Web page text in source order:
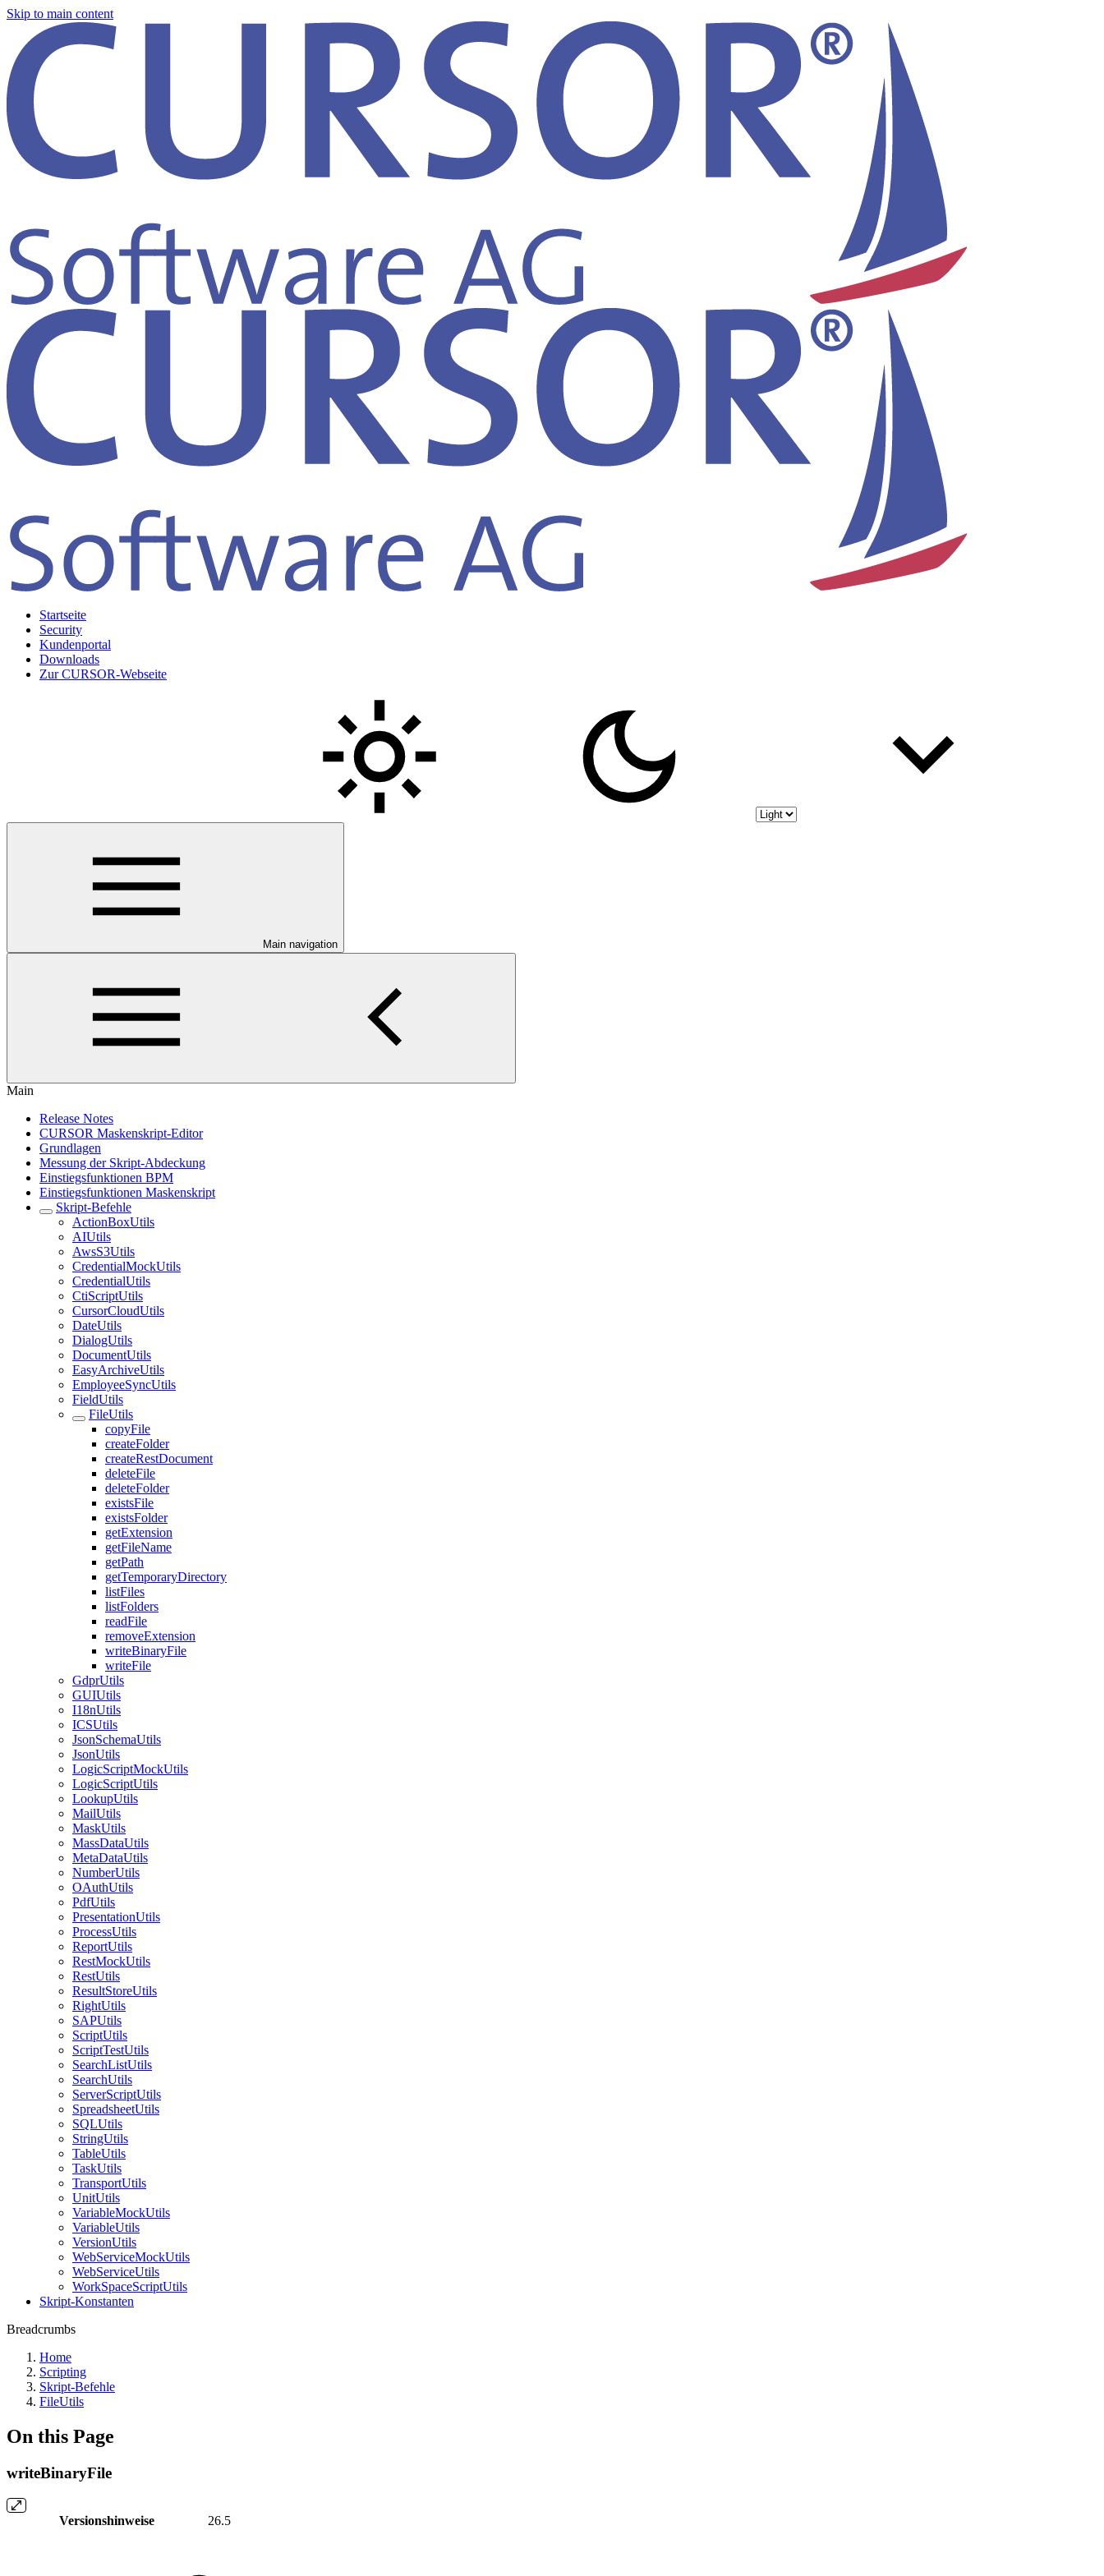
Skip to main content
Startseite
Security
Kundenportal
Downloads
Zur CURSOR-Webseite
Main navigation
Main
Release Notes
CURSOR Maskenskript-Editor
Grundlagen
Messung der Skript-Abdeckung
Einstiegsfunktionen BPM
Einstiegsfunktionen Maskenskript
Skript-Befehle
ActionBoxUtils
AIUtils
AwsS3Utils
CredentialMockUtils
CredentialUtils
CtiScriptUtils
CursorCloudUtils
DateUtils
DialogUtils
DocumentUtils
EasyArchiveUtils
EmployeeSyncUtils
FieldUtils
FileUtils
copyFile
createFolder
createRestDocument
deleteFile
deleteFolder
existsFile
existsFolder
getExtension
getFileName
getPath
getTemporaryDirectory
listFiles
listFolders
readFile
removeExtension
writeBinaryFile
writeFile
GdprUtils
GUIUtils
I18nUtils
ICSUtils
JsonSchemaUtils
JsonUtils
LogicScriptMockUtils
LogicScriptUtils
LookupUtils
MailUtils
MaskUtils
MassDataUtils
MetaDataUtils
NumberUtils
OAuthUtils
PdfUtils
PresentationUtils
ProcessUtils
ReportUtils
RestMockUtils
RestUtils
ResultStoreUtils
RightUtils
SAPUtils
ScriptUtils
ScriptTestUtils
SearchListUtils
SearchUtils
ServerScriptUtils
SpreadsheetUtils
SQLUtils
StringUtils
TableUtils
TaskUtils
TransportUtils
UnitUtils
VariableMockUtils
VariableUtils
VersionUtils
WebServiceMockUtils
WebServiceUtils
WorkSpaceScriptUtils
Skript-Konstanten
Breadcrumbs
Home
Scripting
Skript-Befehle
FileUtils
On this Page
writeBinaryFile
Versionshinweise 26.5